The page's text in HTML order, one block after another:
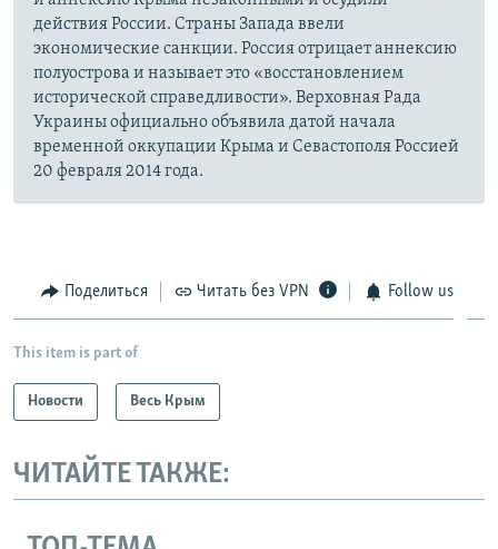
действия России. Страны Запада ввели
экономические санкции. Россия отрицает аннексию
полуострова и называет это «восстановлением
исторической справедливости». Верховная Рада
Украины официально объявила датой начала
временной оккупации Крыма и Севастополя Россией
20 февраля 2014 года.
Поделиться Читать без VPN Follow us
This item is part of
Новости Весь Крым
ЧИТАЙТЕ ТАКЖЕ: